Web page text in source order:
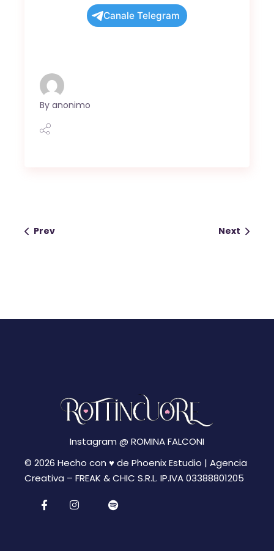
Canale Telegram
By anonimo
Prev Next
Instagram @ ROMINA FALCONI
© 2026 Hecho con ♥ de Phoenix Estudio | Agencia
Creativa –FREAK & CHIC S.R.L. IP.IVA 03388801205